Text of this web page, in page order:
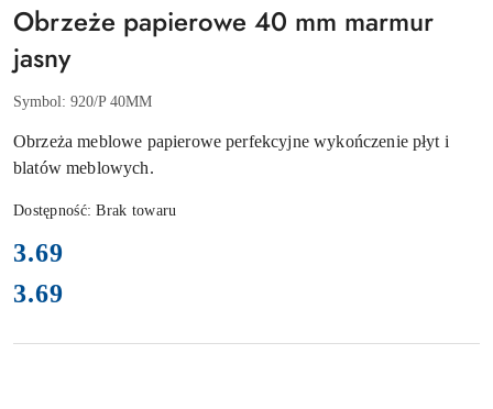
Obrzeże papierowe 40 mm marmur
jasny
Symbol: 920/P 40MM
Obrzeża meblowe papierowe perfekcyjne wykończenie płyt i
blatów meblowych.
Dostępność:Brak towaru
cena:
3.69
Cena:
3.69